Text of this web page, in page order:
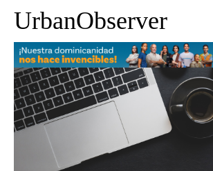
UrbanObserver